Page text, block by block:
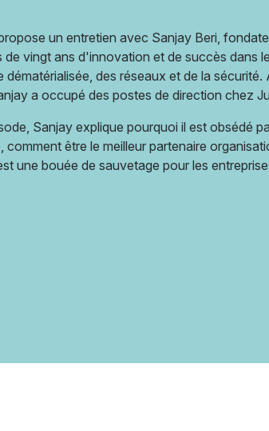
un entretien avec Sanjay Beri,
de vingt ans d'innovation et de succès dans
dématérialisée, des réseaux et de la sécurité.
a occupé des postes de direction chez
Sanjay explique pourquoi il est obsédé
comment être le meilleur partenaire
une bouée de sauvetage pour les